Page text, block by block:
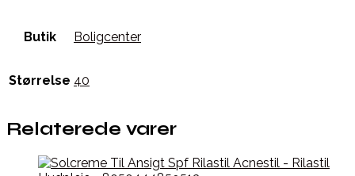
Butik Boligcenter
Størrelse 40
Relaterede varer